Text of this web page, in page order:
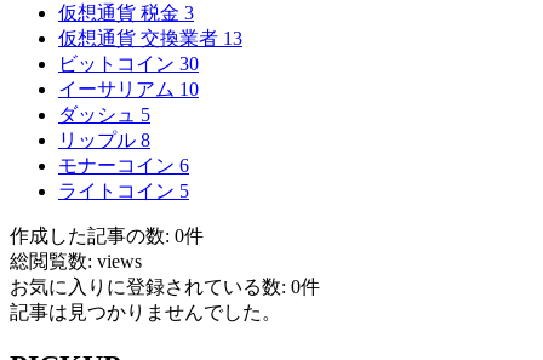
仮想通貨 税金 3
仮想通貨 交換業者 13
ビットコイン 30
イーサリアム 10
ダッシュ 5
リップル 8
モナーコイン 6
ライトコイン 5
作成した記事の数: 0件
総閲覧数: views
お気に入りに登録されている数: 0件
記事は見つかりませんでした。